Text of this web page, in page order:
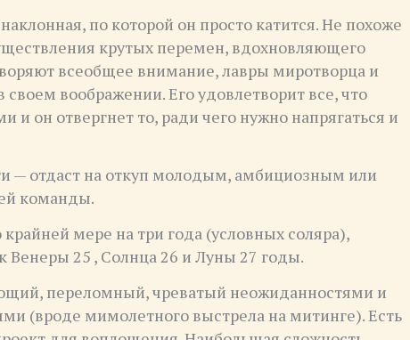
по которой он просто катится. Не похоже
крутых перемен, вдохновляющего
всеобщее внимание, лавры миротворца и
воображении. Его удовлетворит все, что
он отвергнет то, ради чего нужно напрягаться и
— отдаст на откуп молодым, амбициозным или
команды.
мере на три года (условных соляра),
Венеры 25 , Солнца 26 и Луны 27 годы.
переломный, чреватый неожиданностями и
(вроде мимолетного выстрела на митинге). Есть